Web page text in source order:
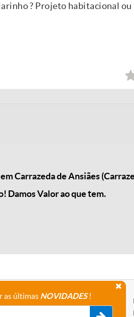
? Projeto habitacional ou
Carrazeda de Ansiães
Damos Valor ao que tem.
as últimas NOVIDADES!